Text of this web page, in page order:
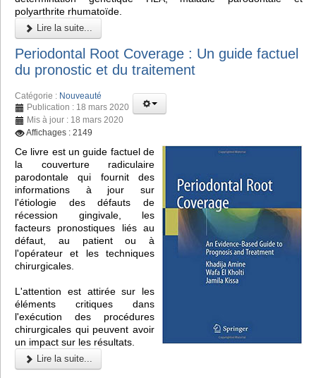
polyarthrite rhumatoïde.
Lire la suite...
Periodontal Root Coverage : Un guide factuel
du pronostic et du traitement
Catégorie : Nouveauté
Publication : 18 mars 2020
Mis à jour : 18 mars 2020
Affichages : 2149
Ce livre est un guide factuel de
la couverture radiculaire
parodontale qui fournit des
informations à jour sur
l'étiologie des défauts de
récession gingivale, les
facteurs pronostiques liés au
défaut, au patient ou à
l'opérateur et les techniques
chirurgicales.
L'attention est attirée sur les
éléments critiques dans
l'exécution des procédures
chirurgicales qui peuvent avoir
un impact sur les résultats.
Lire la suite...